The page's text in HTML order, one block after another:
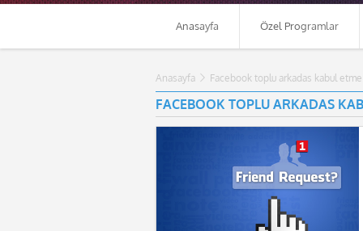
Anasayfa Özel Programlar
Anasayfa Facebook toplu arkadas kabul etme
FACEBOOK TOPLU ARKADAS